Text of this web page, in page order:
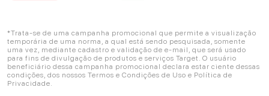
*Trata-se de uma campanha promocional que permite a visualização
temporária de uma norma, a qual está sendo pesquisada, somente
uma vez, mediante cadastro e validação de e-mail, que será usado
para fins de divulgação de produtos e serviços Target. O usuário
beneficiário dessa campanha promocional declara estar ciente dessas
condições, dos nossos Termos e Condições de Uso e Política de
Privacidade.